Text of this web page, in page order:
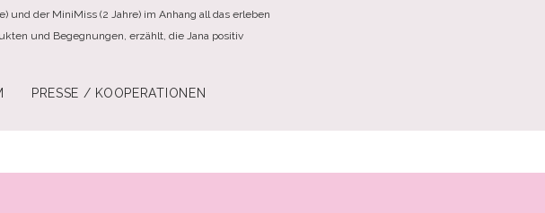
der MiniMiss (2 Jahre) im Anhang all das erleben
und Begegnungen, erzählt, die Jana positiv
PRESSE / KOOPERATIONEN